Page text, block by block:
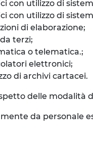
con utilizzo di
con utilizzo di
di elaborazione;
terzi;
o telematica.;
elettronici;
di archivi cartacei.
delle modalità
da personale